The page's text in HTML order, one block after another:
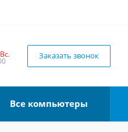
Вс. Заказать звонок
Все компьютеры